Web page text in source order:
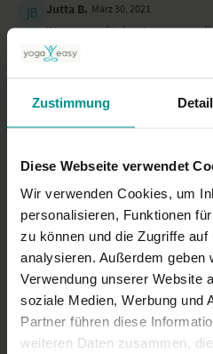
Zustimmung
Diese Webseite verwendet
Wir verwenden Cookies, um
personalisieren, Funktionen
zu können und die Zugriffe
analysieren. Außerdem geben
Verwendung unserer Website
soziale Medien, Werbung und
Partner führen diese
weiteren Daten zusammen,
Jutta B. März 30, 2021
War genau für heute morgen
morgen. Namaste 🙏
0
Mehr
Ähnliche Videos